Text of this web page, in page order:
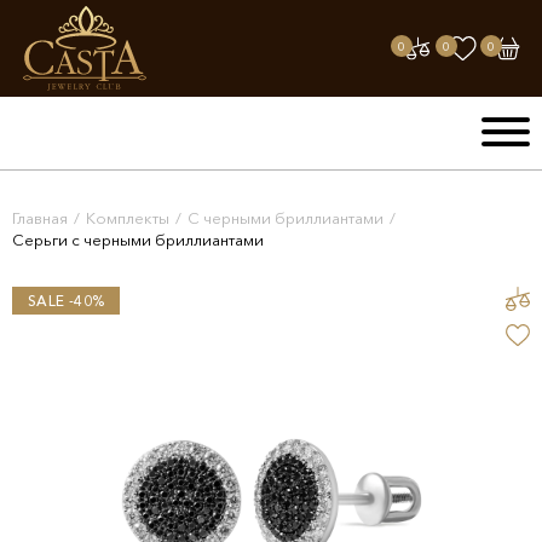
0 0 0
Главная / Комплекты / С черными бриллиантами /
Серьги с черными бриллиантами
SALE -40%